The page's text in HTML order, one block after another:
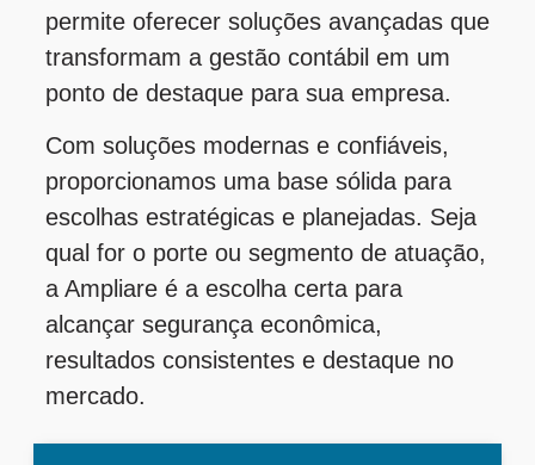
permite oferecer soluções avançadas que
transformam a gestão contábil em um
ponto de destaque para sua empresa.
Com soluções modernas e confiáveis,
proporcionamos uma base sólida para
escolhas estratégicas e planejadas. Seja
qual for o porte ou segmento de atuação,
a Ampliare é a escolha certa para
alcançar segurança econômica,
resultados consistentes e destaque no
mercado.